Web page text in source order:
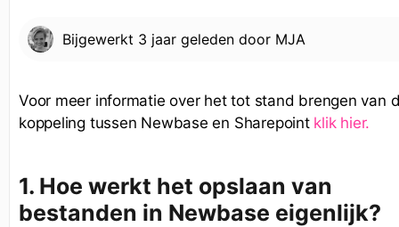
Bijgewerkt 3 jaar geleden door MJA
Voor meer informatie over het tot stand brengen van
koppeling tussen Newbase en Sharepoint klik hier.
1. Hoe werkt het opslaan van
bestanden in Newbase eigenlijk?